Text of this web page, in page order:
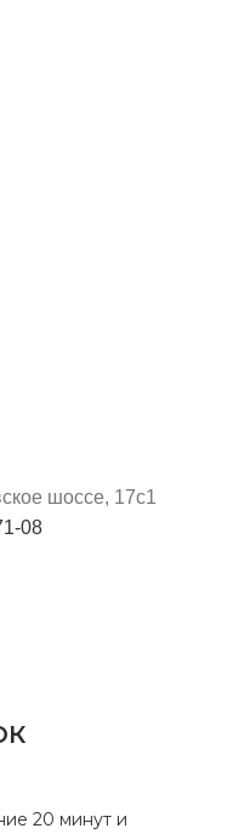
шоссе, 17с1
08
20 минут и